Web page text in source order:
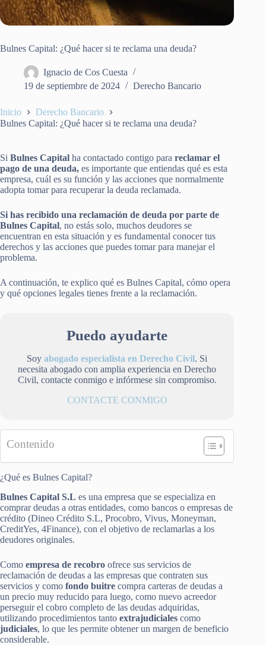
Bulnes Capital: ¿Qué hacer si te reclama una deuda?
Ignacio de Cos Cuesta
19 de septiembre de 2024
Derecho Bancario
Inicio
Derecho Bancario
Bulnes Capital: ¿Qué hacer si te reclama una deuda?
Si Bulnes Capital ha contactado contigo para reclamar el
pago de una deuda, es importante que entiendas qué es esta
empresa, cuál es su función y las acciones que normalmente
adopta tomar para recuperar la deuda reclamada.
Si has recibido una reclamación de deuda por parte de
Bulnes Capital, no estás solo, muchos deudores se
encuentran en esta situación y es fundamental conocer tus
derechos y las acciones que puedes tomar para manejar el
problema.
A continuación, te explico qué es Bulnes Capital, cómo opera
y qué opciones legales tienes frente a la reclamación.
Puedo ayudarte
Soyabogado especialista en Derecho Civil. Si
necesita abogado con amplia experiencia en Derecho
Civil, contacte conmigo e infórmese sin compromiso.
CONTACTE CONMIGO
Contenido
¿Qué es Bulnes Capital?
Bulnes Capital S.L es una empresa que se especializa en
comprar deudas a otras entidades, como bancos o empresas de
crédito (Dineo Crédito S.L, Procobro, Vivus, Moneyman,
CreditYes, 4Finance), con el objetivo de reclamarlas a los
deudores originales.
Como empresa de recobro ofrece sus servicios de
reclamación de deudas a las empresas que contraten sus
servicios y como fondo buitre compra carteras de deudas a
un precio muy reducido para luego, como nuevo acreedor
perseguir el cobro completo de las deudas adquiridas,
utilizando procedimientos tanto extrajudiciales como
judiciales, lo que les permite obtener un margen de beneficio
considerable.